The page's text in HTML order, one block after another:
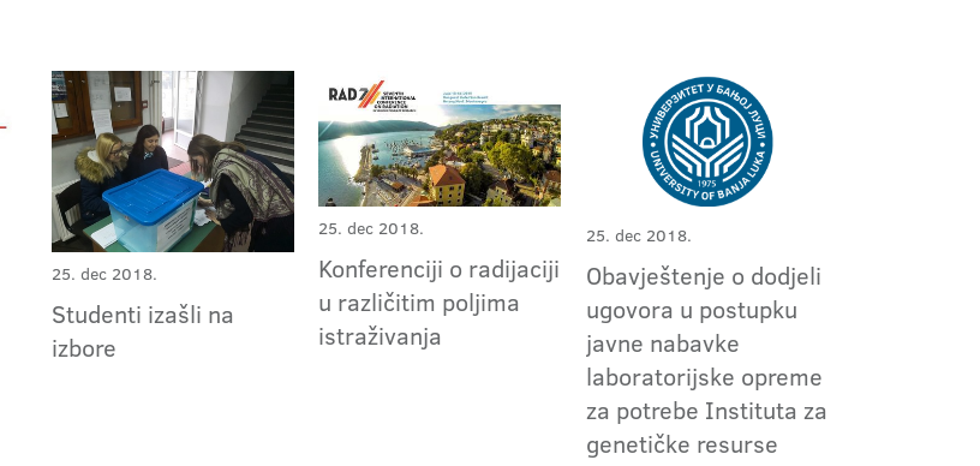
25. dec 2018.
Studenti izašli na
izbore
25. dec 2018.
Konferenciji o radijaciji
u različitim poljima
istraživanja
25. dec 2018.
Obavještenje o dodjeli
ugovora u postupku
javne nabavke
laboratorijske opreme
za potrebe Instituta za
genetičke resurse